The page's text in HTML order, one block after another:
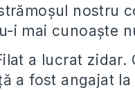
nostru
i mai cunoaște
a lucrat zidar.
a fost angajat la